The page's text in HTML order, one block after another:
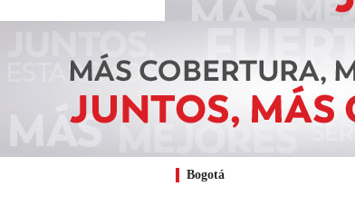
Bogotá